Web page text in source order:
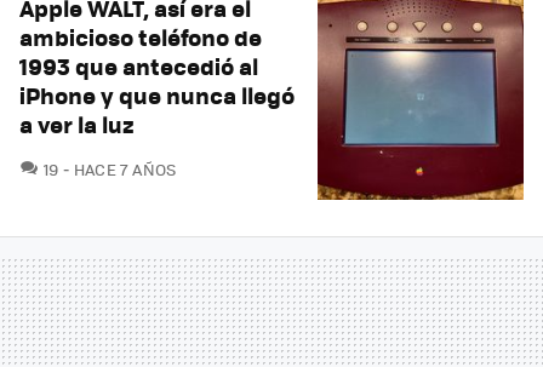
Apple WALT, así era el
ambicioso teléfono de
1993 que antecedió al
iPhone y que nunca llegó
a ver la luz
19 COMENTARIOS
HACE 7 AÑOS